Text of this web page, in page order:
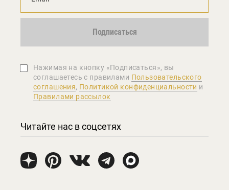
Подписаться
Нажимая на кнопку «Подписаться», вы
соглашаетеcь с правилами Пользовательского
соглашения, Политикой конфиденциальности и
Правилами рассылок
Читайте нас в соцсетях